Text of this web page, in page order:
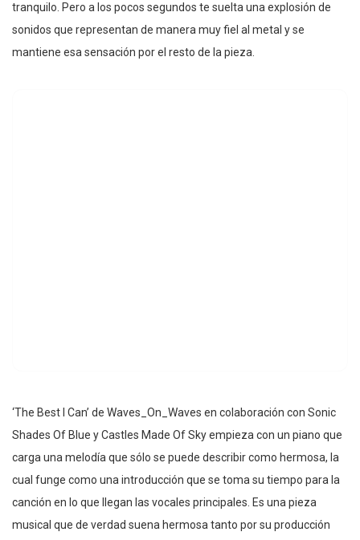
tranquilo. Pero a los pocos segundos te suelta una explosión de
sonidos que representan de manera muy fiel al metal y se
mantiene esa sensación por el resto de la pieza.
‘The Best I Can’ de Waves_On_Waves en colaboración con Sonic
Shades Of Blue y Castles Made Of Sky empieza con un piano que
carga una melodía que sólo se puede describir como hermosa, la
cual funge como una introducción que se toma su tiempo para la
canción en lo que llegan las vocales principales. Es una pieza
musical que de verdad suena hermosa tanto por su producción